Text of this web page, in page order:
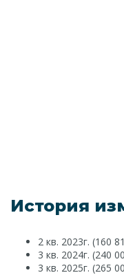
История
2 кв. 2023г. (160
3 кв. 2024г. (240
3 кв. 2025г. (265